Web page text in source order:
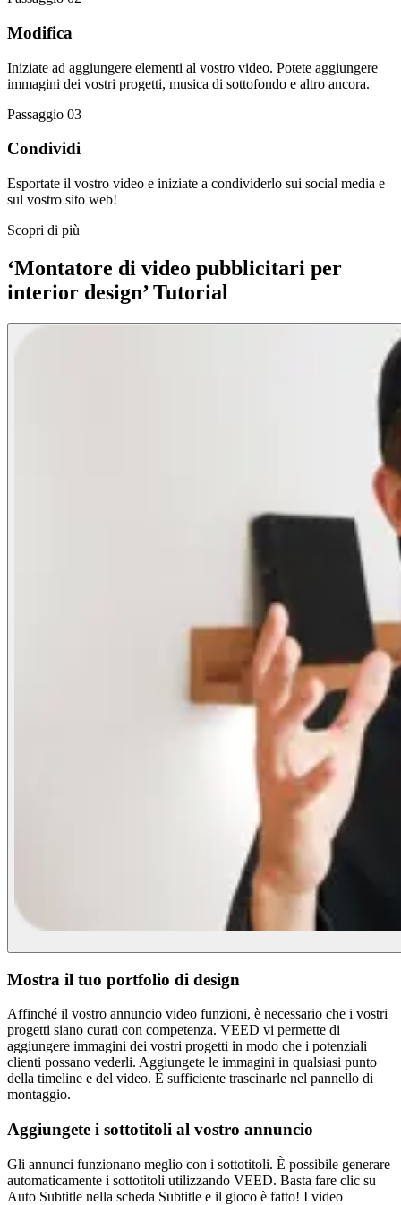
Modifica
Iniziate ad aggiungere elementi al vostro video. Potete aggiungere
immagini dei vostri progetti, musica di sottofondo e altro ancora.
Passaggio 03
Condividi
Esportate il vostro video e iniziate a condividerlo sui social media e
sul vostro sito web!
Scopri di più
‘Montatore di video pubblicitari per
interior design’ Tutorial
Mostra il tuo portfolio di design
Affinché il vostro annuncio video funzioni, è necessario che i vostri
progetti siano curati con competenza. VEED vi permette di
aggiungere immagini dei vostri progetti in modo che i potenziali
clienti possano vederli. Aggiungete le immagini in qualsiasi punto
della timeline e del video. È sufficiente trascinarle nel pannello di
montaggio.
Aggiungete i sottotitoli al vostro annuncio
Gli annunci funzionano meglio con i sottotitoli. È possibile generare
automaticamente i sottotitoli utilizzando VEED. Basta fare clic su
Auto Subtitle nella scheda Subtitle e il gioco è fatto! I video